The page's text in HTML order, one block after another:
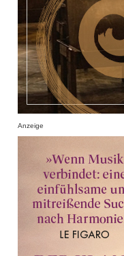
Anzeige